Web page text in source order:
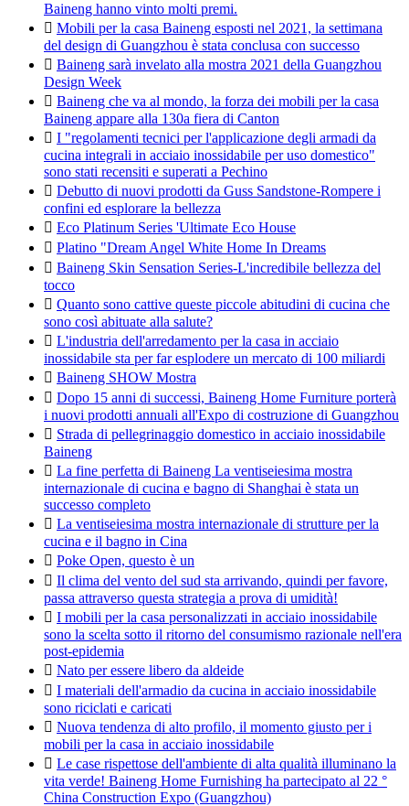
Baineng hanno vinto molti premi.
 Mobili per la casa Baineng esposti nel 2021, la settimana
del design di Guangzhou è stata conclusa con successo
 Baineng sarà invelato alla mostra 2021 della Guangzhou
Design Week
 Baineng che va al mondo, la forza dei mobili per la casa
Baineng appare alla 130a fiera di Canton
 I "regolamenti tecnici per l'applicazione degli armadi da
cucina integrali in acciaio inossidabile per uso domestico"
sono stati recensiti e superati a Pechino
 Debutto di nuovi prodotti da Guss Sandstone-Rompere i
confini ed esplorare la bellezza
 Eco Platinum Series 'Ultimate Eco House
 Platino "Dream Angel White Home In Dreams
 Baineng Skin Sensation Series-L'incredibile bellezza del
tocco
 Quanto sono cattive queste piccole abitudini di cucina che
sono così abituate alla salute?
 L'industria dell'arredamento per la casa in acciaio
inossidabile sta per far esplodere un mercato di 100 miliardi
 Baineng SHOW Mostra
 Dopo 15 anni di successi, Baineng Home Furniture porterà
i nuovi prodotti annuali all'Expo di costruzione di Guangzhou
 Strada di pellegrinaggio domestico in acciaio inossidabile
Baineng
 La fine perfetta di Baineng La ventiseiesima mostra
internazionale di cucina e bagno di Shanghai è stata un
successo completo
 La ventiseiesima mostra internazionale di strutture per la
cucina e il bagno in Cina
 Poke Open, questo è un
 Il clima del vento del sud sta arrivando, quindi per favore,
passa attraverso questa strategia a prova di umidità!
 I mobili per la casa personalizzati in acciaio inossidabile
sono la scelta sotto il ritorno del consumismo razionale nell'era
post-epidemia
 Nato per essere libero da aldeide
 I materiali dell'armadio da cucina in acciaio inossidabile
sono riciclati e caricati
 Nuova tendenza di alto profilo, il momento giusto per i
mobili per la casa in acciaio inossidabile
 Le case rispettose dell'ambiente di alta qualità illuminano la
vita verde! Baineng Home Furnishing ha partecipato al 22 °
China Construction Expo (Guangzhou)